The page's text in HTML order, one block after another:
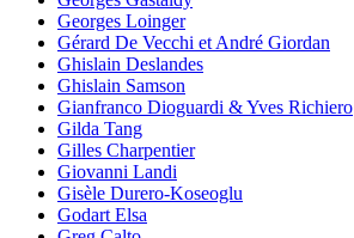
Georges Loinger
Gérard De Vecchi et André Giordan
Ghislain Deslandes
Ghislain Samson
Gianfranco Dioguardi & Yves Richiero
Gilda Tang
Gilles Charpentier
Giovanni Landi
Gisèle Durero-Koseoglu
Godart Elsa